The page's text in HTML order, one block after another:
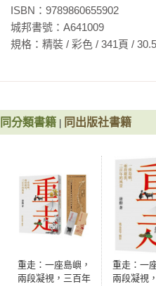
ISBN：9789860655902
城邦書號：A641009
規格：精裝 / 彩色 / 341
同分類書籍 同出版社書籍
重走：一座島嶼，
兩段凝視，三百年
重走：一
兩段凝視